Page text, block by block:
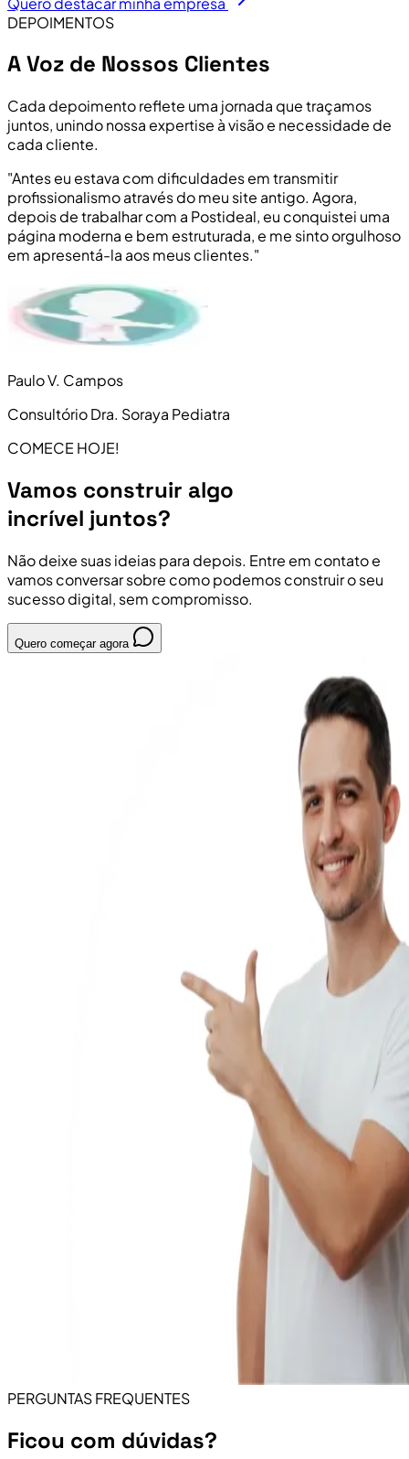
DEPOIMENTOS
A Voz de Nossos Clientes
Cada depoimento reflete uma jornada que traçamos
juntos, unindo nossa expertise à visão e necessidade de
cada cliente.
"Antes eu estava com dificuldades em transmitir
profissionalismo através do meu site antigo. Agora,
depois de trabalhar com a Postideal, eu conquistei uma
página moderna e bem estruturada, e me sinto orgulhoso
em apresentá-la aos meus clientes."
Paulo V. Campos
Consultório Dra. Soraya Pediatra
COMECE HOJE!
Vamos construir algo
incrível juntos?
Não deixe suas ideias para depois. Entre em contato e
vamos conversar sobre como podemos construir o seu
sucesso digital, sem compromisso.
Quero começar agora
PERGUNTAS FREQUENTES
Ficou com dúvidas?